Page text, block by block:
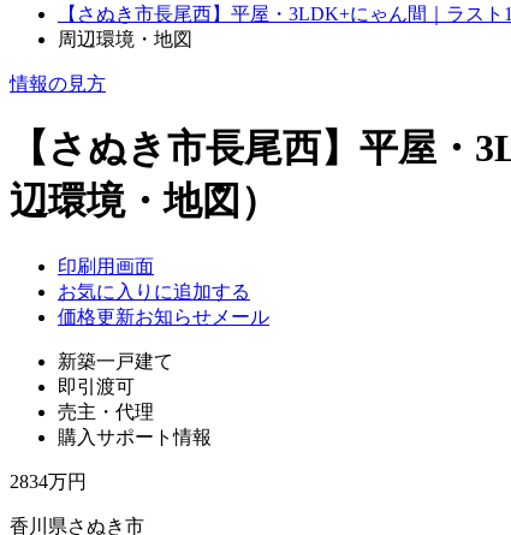
【さぬき市長尾西】平屋・3LDK+にゃん間｜ラス
周辺環境・地図
情報の見方
【さぬき市長尾西】平屋・
辺環境・地図）
印刷用画面
お気に入りに追加する
価格更新お知らせメール
新築一戸建て
即引渡可
売主・代理
購入サポート情報
2834万円
香川県さぬき市